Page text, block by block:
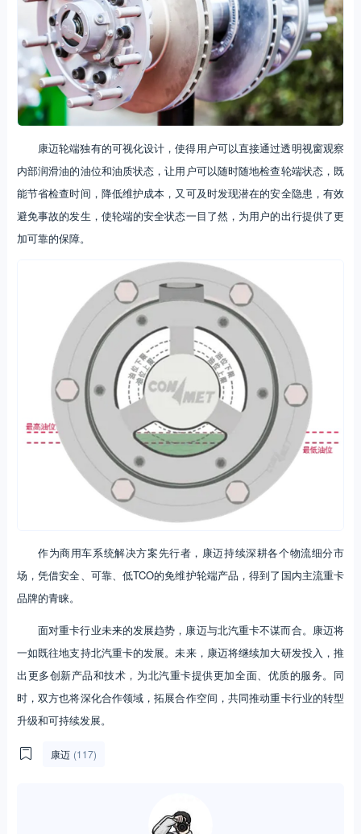
康迈轮端独有的可视化设计，使得用户可以直接通过透明视窗观察
内部润滑油的油位和油质状态，让用户可以随时随地检查轮端状态，既
能节省检查时间，降低维护成本，又可及时发现潜在的安全隐患，有效
避免事故的发生，使轮端的安全状态一目了然，为用户的出行提供了更
加可靠的保障。
作为商用车系统解决方案先行者，康迈持续深耕各个物流细分市
场，凭借安全、可靠、低TCO的免维护轮端产品，得到了国内主流重卡
品牌的青睐。
面对重卡行业未来的发展趋势，康迈与北汽重卡不谋而合。康迈将
一如既往地支持北汽重卡的发展。未来，康迈将继续加大研发投入，推
出更多创新产品和技术，为北汽重卡提供更加全面、优质的服务。同
时，双方也将深化合作领域，拓展合作空间，共同推动重卡行业的转型
升级和可持续发展。
康迈 (117)